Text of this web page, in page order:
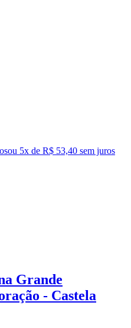
ou 5x de R$ 53,40 sem juros
Grande
- Castela